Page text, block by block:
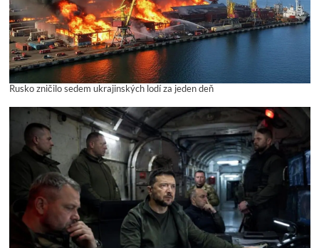
Rusko zničilo sedem ukrajinských lodí za jeden deň